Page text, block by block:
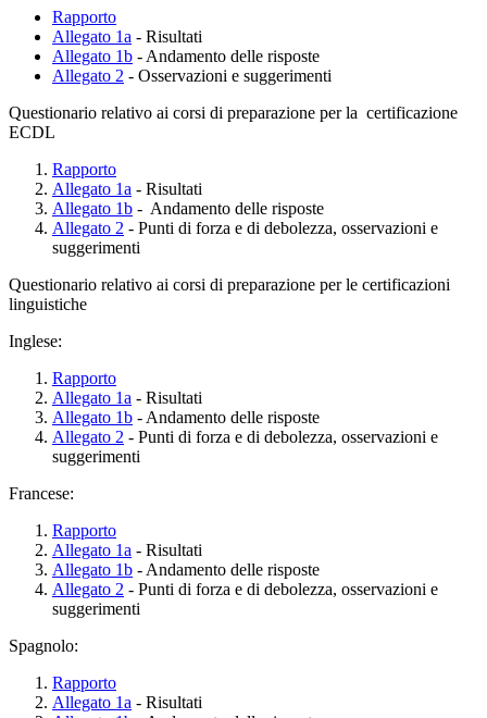
Rapporto
Allegato 1a - Risultati
Allegato 1b - Andamento delle risposte
Allegato 2 - Osservazioni e suggerimenti
Questionario relativo ai corsi di preparazione per la certificazione
ECDL
Rapporto
Allegato 1a - Risultati
Allegato 1b - Andamento delle risposte
Allegato 2 - Punti di forza e di debolezza, osservazioni e
suggerimenti
Questionario relativo ai corsi di preparazione per le certificazioni
linguistiche
Inglese:
Rapporto
Allegato 1a - Risultati
Allegato 1b - Andamento delle risposte
Allegato 2 - Punti di forza e di debolezza, osservazioni e
suggerimenti
Francese:
Rapporto
Allegato 1a - Risultati
Allegato 1b - Andamento delle risposte
Allegato 2 - Punti di forza e di debolezza, osservazioni e
suggerimenti
Spagnolo:
Rapporto
Allegato 1a - Risultati